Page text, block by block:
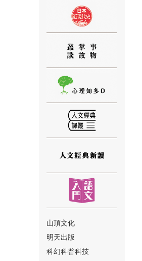
⑫
⑬
山頂文化
明天出版
科幻科普科技